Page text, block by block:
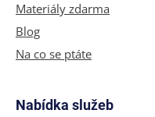
Materiály zdarma
Blog
Na co se ptáte
Nabídka služeb